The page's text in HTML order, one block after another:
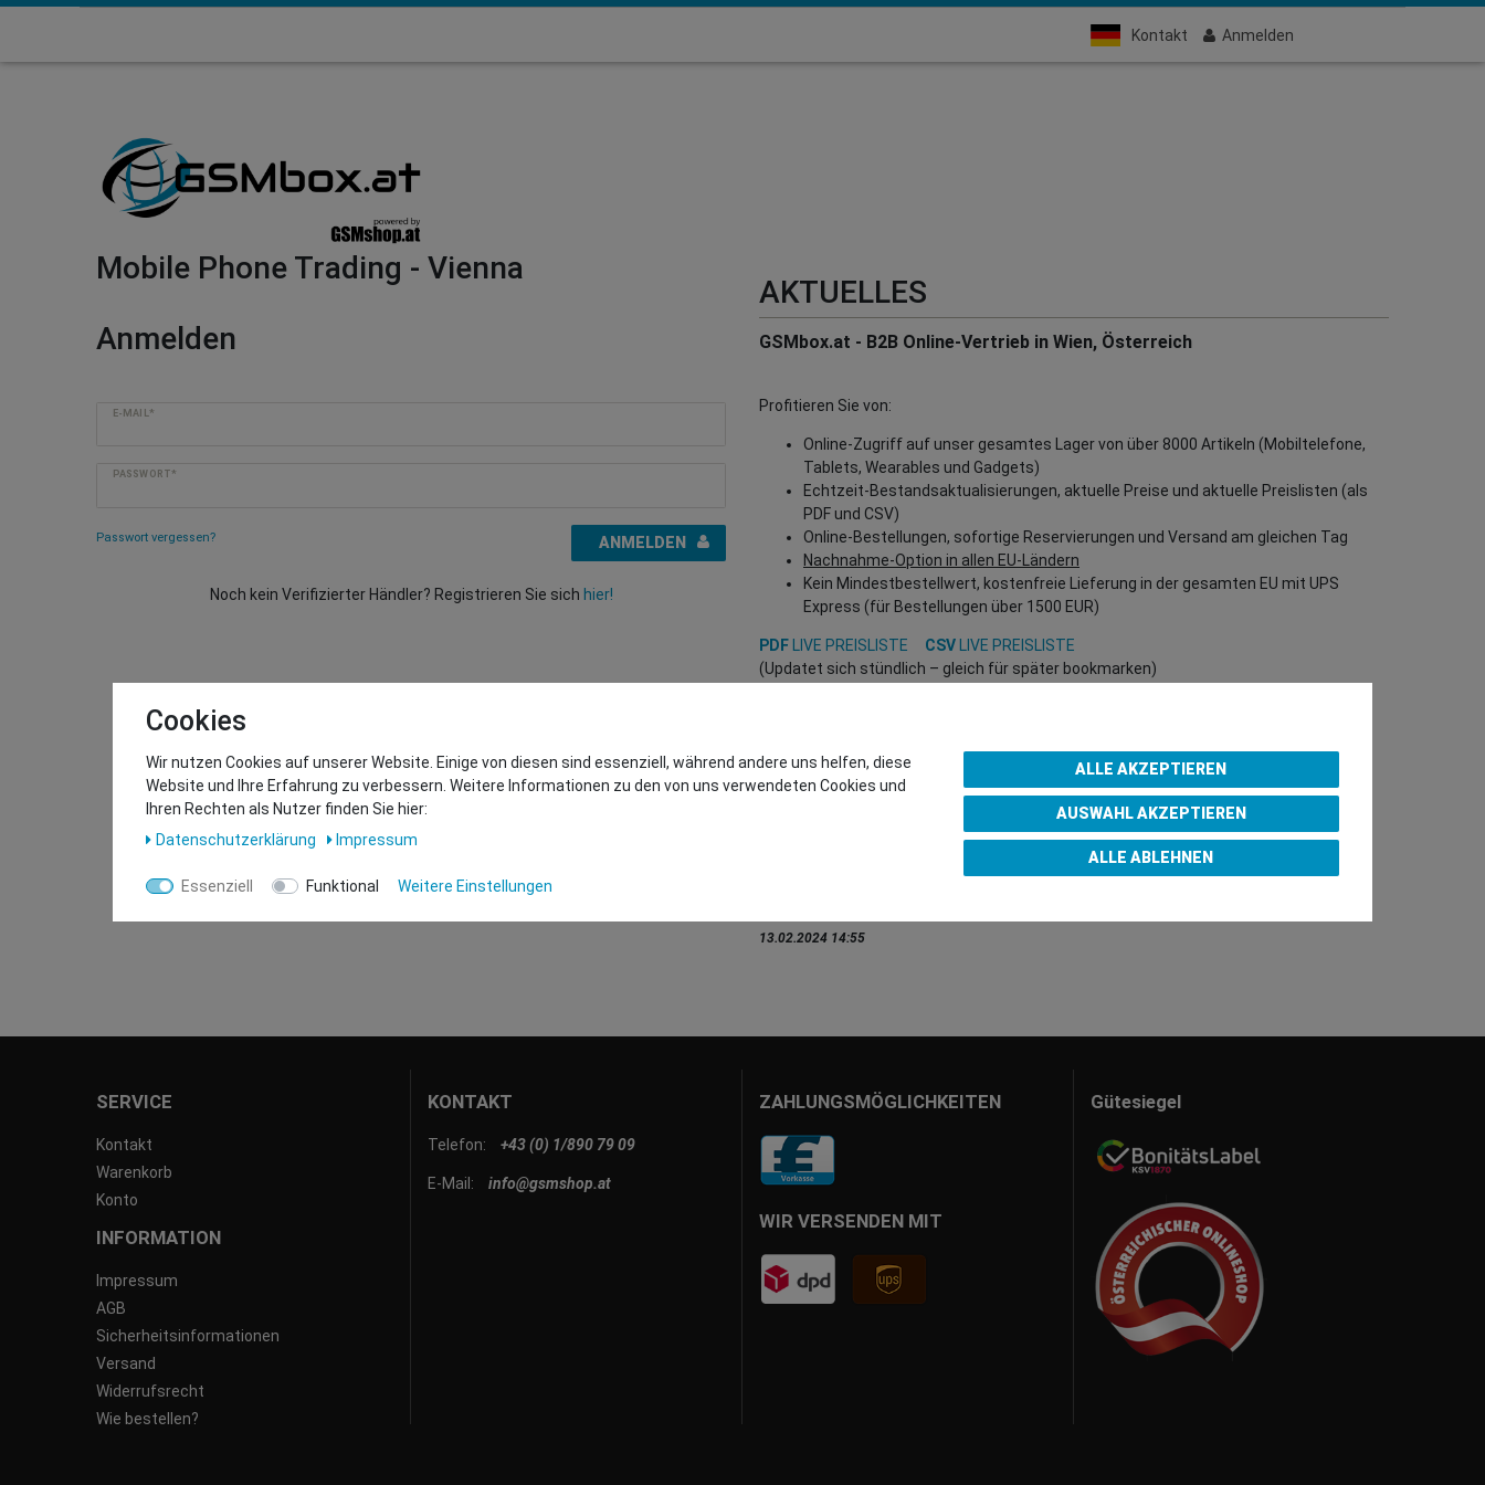
Kontakt Anmelden
Mobile Phone Trading - Vienna
Anmelden
E-MAIL*
PASSWORT*
Passwort vergessen? ANMELDEN
Noch kein Verifizierter Händler? Registrieren Sie sich hier!
AKTUELLES
GSMbox.at - B2B Online-Vertrieb in Wien, Österreich
Profitieren Sie von:
Online-Zugriff auf unser gesamtes Lager von über 8000 Artikeln (Mobiltelefone,
Tablets, Wearables und Gadgets)
Echtzeit-Bestandsaktualisierungen, aktuelle Preise und aktuelle Preislisten (als
PDF und CSV)
Online-Bestellungen, sofortige Reservierungen und Versand am gleichen Tag
Nachnahme-Option in allen EU-Ländern
Kein Mindestbestellwert, kostenfreie Lieferung in der gesamten EU mit UPS
Express (für Bestellungen über 1500 EUR)
PDF LIVE PREISLISTE CSV
LIVE PREISLISTE
(Updatet sich stündlich – gleich für später bookmarken)
(Nur für Wiederverkäufer und B2B Kunden – gültige EU UID Nummer erforderlich!)
Kontaktieren Sie unser GSMshop Purchase Team
13.02.2024 14:55
SERVICE
Kontakt
Warenkorb
Konto
INFORMATION
Impressum
AGB
Sicherheitsinformationen
Versand
Widerrufsrecht
Wie bestellen?
KONTAKT
Telefon: +43 (0) 1/890 79 09
E-Mail: info@gsmshop.at
ZAHLUNGSMÖGLICHKEITEN
WIR VERSENDEN MIT
Gütesiegel
Cookies
Wir nutzen Cookies auf unserer Website. Einige von diesen sind essenziell, während andere uns helfen, diese
Website und Ihre Erfahrung zu verbessern. Weitere Informationen zu den von uns verwendeten Cookies und
Ihren Rechten als Nutzer finden Sie hier:
Daten­schutz­erklärung
Impressum
Essenziell Funktional Weitere Einstellungen
ALLE AKZEPTIEREN
AUSWAHL AKZEPTIEREN
ALLE ABLEHNEN